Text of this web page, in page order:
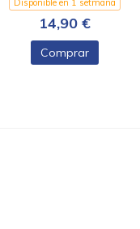
Disponible en 1 setmana
14,90 €
Comprar